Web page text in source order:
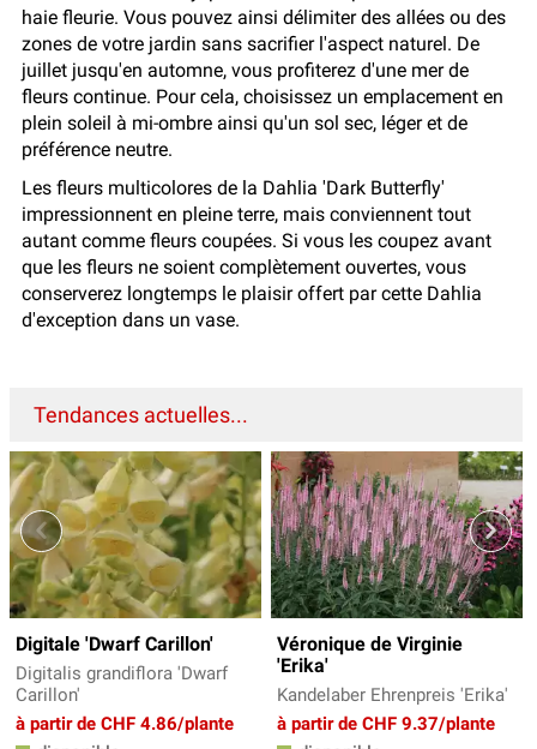
haie fleurie. Vous pouvez ainsi délimiter des allées ou des
zones de votre jardin sans sacrifier l'aspect naturel. De
juillet jusqu'en automne, vous profiterez d'une mer de
fleurs continue. Pour cela, choisissez un emplacement en
plein soleil à mi-ombre ainsi qu'un sol sec, léger et de
préférence neutre.
Les fleurs multicolores de la Dahlia 'Dark Butterfly'
impressionnent en pleine terre, mais conviennent tout
autant comme fleurs coupées. Si vous les coupez avant
que les fleurs ne soient complètement ouvertes, vous
conserverez longtemps le plaisir offert par cette Dahlia
d'exception dans un vase.
Tendances actuelles...
Digitale 'Dwarf Carillon'
Digitalis grandiflora 'Dwarf
Carillon'
à partir de CHF 4.86/plante
Véronique de Virginie
'Erika'
Kandelaber Ehrenpreis 'Erika'
à partir de CHF 9.37/plante